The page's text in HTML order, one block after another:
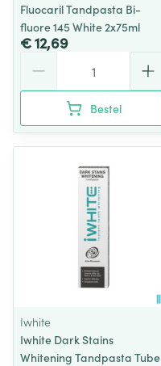
Fluocaril Tandpasta Bi-
fluore 145 White 2x75ml
€ 12,69
Bestel
Iwhite
Iwhite Dark Stains
Whitening Tandpasta Tube